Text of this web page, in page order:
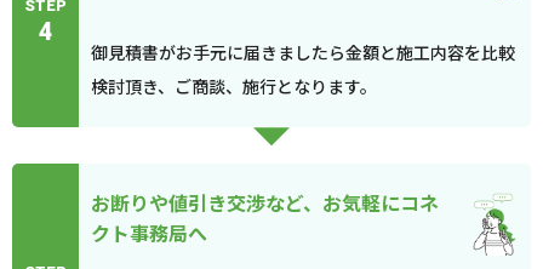
STEP
4
御見積書がお手元に届きましたら金額と施工内容を比較
検討頂き、ご商談、施行となります。
お断りや値引き交渉など、お気軽にコネ
クト事務局へ